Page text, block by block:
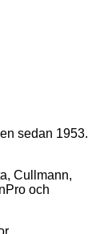
sedan 1953.
Cullmann,
och